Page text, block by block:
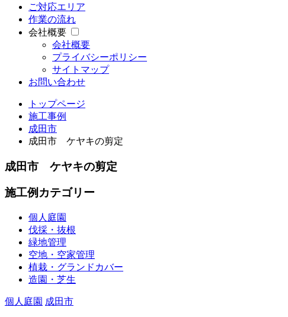
ご対応エリア
作業の流れ
会社概要
会社概要
プライバシーポリシー
サイトマップ
お問い合わせ
トップページ
施工事例
成田市
成田市 ケヤキの剪定
成田市 ケヤキの剪定
施工例カテゴリー
個人庭園
伐採・抜根
緑地管理
空地・空家管理
植栽・グランドカバー
造園・芝生
個人庭園 成田市